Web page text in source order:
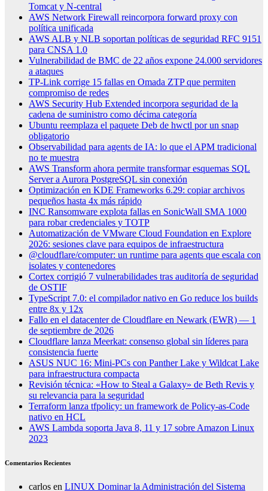
Tomcat y N-central
AWS Network Firewall reincorpora forward proxy con
política unificada
AWS ALB y NLB soportan políticas de seguridad RFC 9151
para CNSA 1.0
Vulnerabilidad de BMC de 22 años expone 24.000 servidores
a ataques
TP-Link corrige 15 fallas en Omada ZTP que permiten
compromiso de redes
AWS Security Hub Extended incorpora seguridad de la
cadena de suministro como décima categoría
Ubuntu reemplaza el paquete Deb de hwctl por un snap
obligatorio
Observabilidad para agents de IA: lo que el APM tradicional
no te muestra
AWS Transform ahora permite transformar esquemas SQL
Server a Aurora PostgreSQL sin conexión
Optimización en KDE Frameworks 6.29: copiar archivos
pequeños hasta 4x más rápido
INC Ransomware explota fallas en SonicWall SMA 1000
para robar credenciales y TOTP
Automatización de VMware Cloud Foundation en Explore
2026: sesiones clave para equipos de infraestructura
@cloudflare/computer: un runtime para agents que escala con
isolates y contenedores
Cortex corrigió 7 vulnerabilidades tras auditoría de seguridad
de OSTIF
TypeScript 7.0: el compilador nativo en Go reduce los builds
entre 8x y 12x
Fallo en el datacenter de Cloudflare en Newark (EWR) — 1
de septiembre de 2026
Cloudflare lanza Meerkat: consenso global sin líderes para
consistencia fuerte
ASUS NUC 16: Mini-PCs con Panther Lake y Wildcat Lake
para infraestructura compacta
Revisión técnica: «How to Steal a Galaxy» de Beth Revis y
su relevancia para la seguridad
Terraform lanza tfpolicy: un framework de Policy-as-Code
nativo en HCL
AWS Lambda soporta Java 8, 11 y 17 sobre Amazon Linux
2023
Comentarios Recientes
carlos en LINUX Dominar la Administración del Sistema